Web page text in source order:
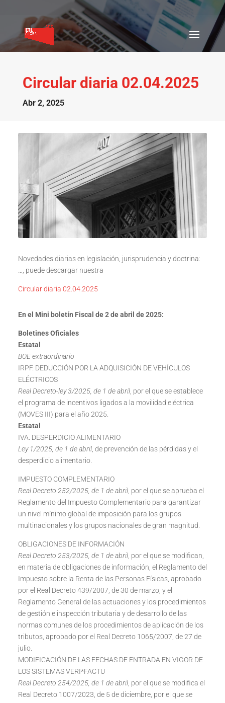
Circular diaria 02.04.2025
Abr 2, 2025
Novedades diarias en legislación, jurisprudencia y doctrina:
…, puede descargar nuestra
Circular diaria 02.04.2025
En el Mini boletín Fiscal de 2 de abril de 2025:
Boletines Oficiales
Estatal
BOE extraordinario
IRPF. DEDUCCIÓN POR LA ADQUISICIÓN DE VEHÍCULOS
ELÉCTRICOS
Real Decreto-ley 3/2025, de 1 de abril, por el que se establece
el programa de incentivos ligados a la movilidad eléctrica
(MOVES III) para el año 2025.
Estatal
IVA. DESPERDICIO ALIMENTARIO
Ley 1/2025, de 1 de abril, de prevención de las pérdidas y el
desperdicio alimentario.
IMPUESTO COMPLEMENTARIO
Real Decreto 252/2025, de 1 de abril, por el que se aprueba el
Reglamento del Impuesto Complementario para garantizar
un nivel mínimo global de imposición para los grupos
multinacionales y los grupos nacionales de gran magnitud.
OBLIGACIONES DE INFORMACIÓN
Real Decreto 253/2025, de 1 de abril, por el que se modifican,
en materia de obligaciones de información, el Reglamento del
Impuesto sobre la Renta de las Personas Físicas, aprobado
por el Real Decreto 439/2007, de 30 de marzo, y el
Reglamento General de las actuaciones y los procedimientos
de gestión e inspección tributaria y de desarrollo de las
normas comunes de los procedimientos de aplicación de los
tributos, aprobado por el Real Decreto 1065/2007, de 27 de
julio.
MODIFICACIÓN DE LAS FECHAS DE ENTRADA EN VIGOR DE
LOS SISTEMAS VERI*FACTU
Real Decreto 254/2025, de 1 de abril, por el que se modifica el
Real Decreto 1007/2023, de 5 de diciembre, por el que se